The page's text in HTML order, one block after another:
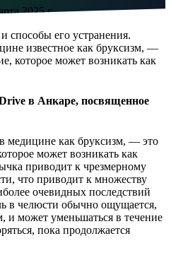
2025 г.
способы его устранения.
известное как бруксизм, —
которое может возникать как
в Анкаре, посвященное
в медицине как бруксизм, — это
может возникать как
приводит к чрезмерному
что приводит к множеству
очевидных последствий
в челюсти обычно ощущается,
и может уменьшаться в течение
пока продолжается